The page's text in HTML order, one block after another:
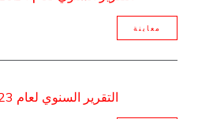
معاينة
التقرير السنوي لعام 2023 TEF